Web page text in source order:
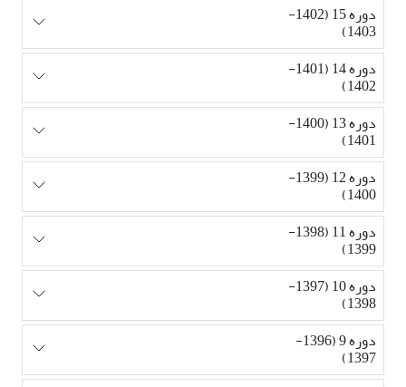
دوره 15 (1402-
1403)
دوره 14 (1401-
1402)
دوره 13 (1400-
1401)
دوره 12 (1399-
1400)
دوره 11 (1398-
1399)
دوره 10 (1397-
1398)
دوره 9 (1396-
1397)